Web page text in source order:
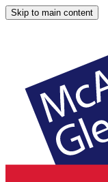
Skip to main content